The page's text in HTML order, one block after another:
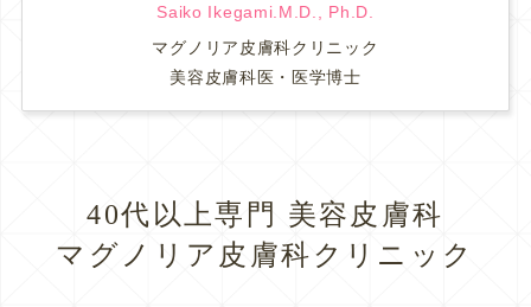
Saiko Ikegami.M.D., Ph.D.
マグノリア皮膚科クリニック
美容皮膚科医・医学博士
40代以上専門 美容皮膚科
マグノリア皮膚科クリニック